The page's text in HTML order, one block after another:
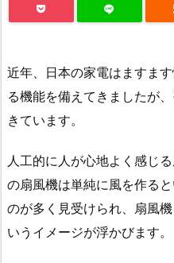
近年、日本の家電はますま
る機能を備えてきましたが
きています。
人工的に人が心地よく感じ
の扇風機は単純に風を作る
のが多く見受けられ、扇風
いうイメージが浮かびます。